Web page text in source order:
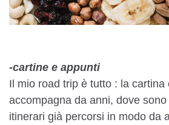
-cartine e appunti
Il mio road trip è tutto : la cartina
accompagna da anni, dove
itinerari già percorsi in modo da